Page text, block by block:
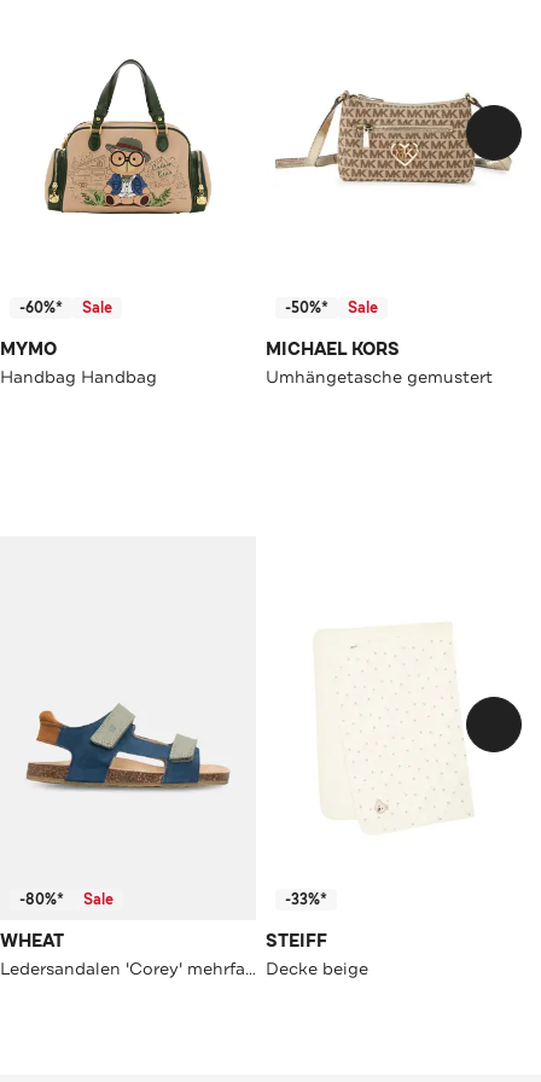
-60%* Sale
MYMO
Handbag Handbag
-50%* Sale
MICHAEL KORS
Umhängetasche gemustert
-80%* Sale
WHEAT
Ledersandalen 'Corey' mehrfarbig
-33%*
STEIFF
Decke beige